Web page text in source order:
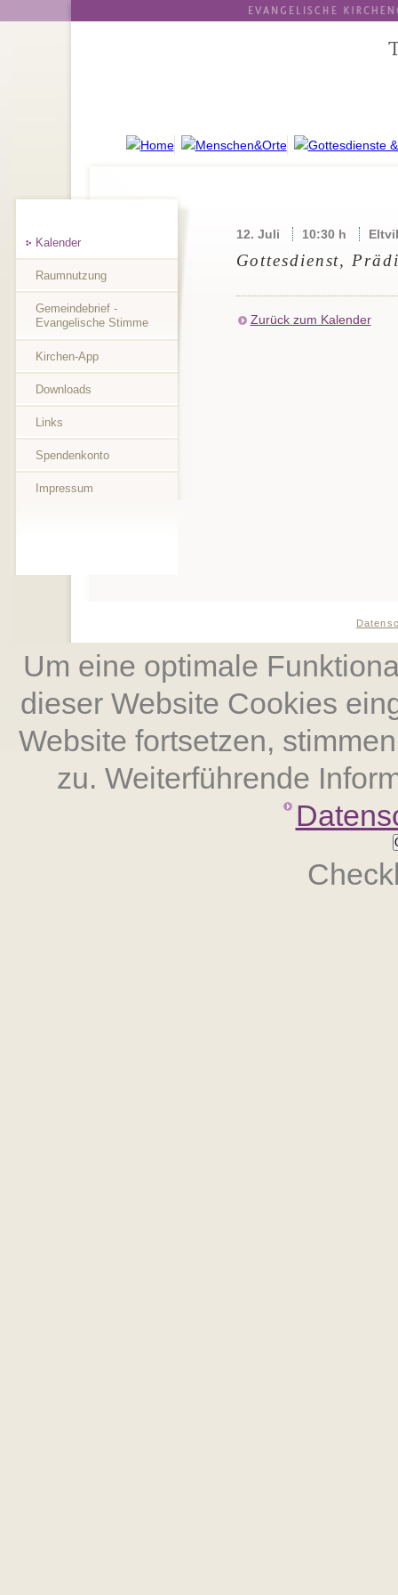
Kalender
Raumnutzung
Gemeindebrief -
Evangelische Stimme
Kirchen-App
Downloads
Links
Spendenkonto
Impressum
12. Juli 10:30 h
Gottesdienst,
Zurück zum Kalender
Um eine optimale
dieser Website Cookies
Website fort­setzen,
zu. Weiterführende